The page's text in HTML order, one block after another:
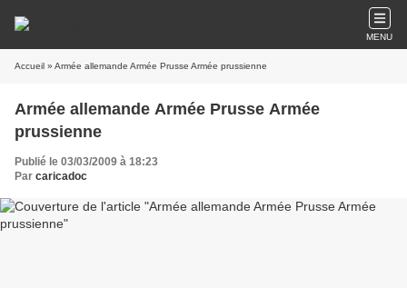
MENU
Accueil » Armée allemande Armée Prusse Armée prussienne
Armée allemande Armée Prusse Armée
prussienne
Publié le 03/03/2009 à 18:23
Par caricadoc